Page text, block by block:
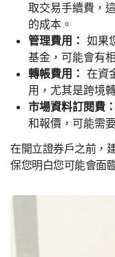
取交易手續費，
的成本。
管理費用： 如果
基金，可能會有
轉帳費用： 在資
用，尤其是跨境
市場資料訂閱費：
和報價，可能需
在開立證券戶之前，
保您明白您可能會面